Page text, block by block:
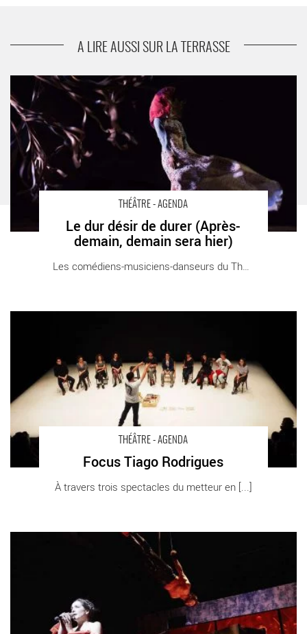
A LIRE AUSSI SUR LA TERRASSE
THÉÂTRE - AGENDA
Le dur désir de durer (Après-
demain, demain sera hier)
Les comédiens-musiciens-danseurs du Théâtre [...]
Le dur désir de durer (Après-demain, demain sera hier) - Critique
sortie Théâtre Paris Le Monfort Théâtre
THÉÂTRE - AGENDA
Focus Tiago Rodrigues
À travers trois spectacles du metteur en [...]
Lulu - Critique sortie Théâtre Malakoff Théâtre 71